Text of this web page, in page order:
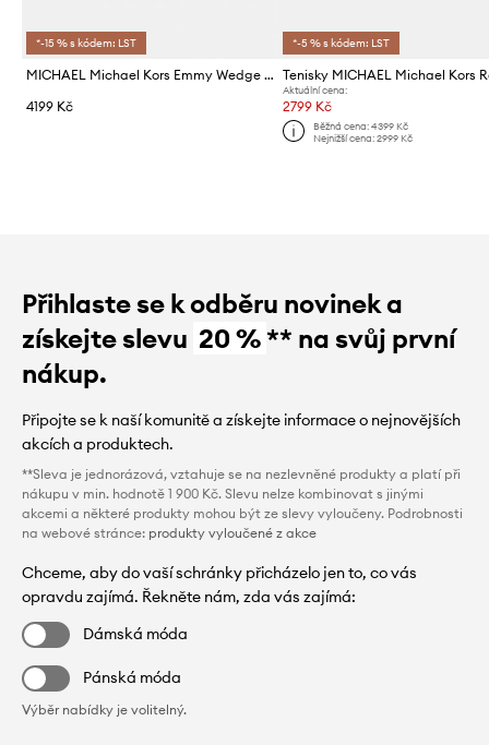
*-15 % s kódem: LST
MICHAEL Michael Kors Emmy Wedge Trainer sneakers boty dámské
4199 Kč
*-5 % s kódem: LST
Aktuální cena:
2799 Kč
Běžná cena: 4399 Kč
Nejnižší cena: 2999 Kč
Přihlaste se k odběru novinek a
získejte slevu 20 %** na svůj první
nákup.
Připojte se k naší komunitě a získejte informace o nejnovějších
akcích a produktech.
**Sleva je jednorázová, vztahuje se na nezlevněné produkty a platí při
nákupu v min. hodnotě 1 900 Kč. Slevu nelze kombinovat s jinými
akcemi a některé produkty mohou být ze slevy vyloučeny. Podrobnosti
na webové stránce: produkty vyloučené z akce
Chceme, aby do vaší schránky přicházelo jen to, co vás
opravdu zajímá. Řekněte nám, zda vás zajímá:
Dámská móda
Pánská móda
Výběr nabídky je volitelný.